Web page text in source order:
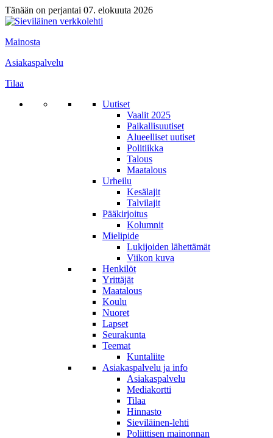
Tänään on perjantai 07. elokuuta 2026
Mainosta
Asiakaspalvelu
Tilaa
Uutiset
Vaalit 2025
Paikallisuutiset
Alueelliset uutiset
Politiikka
Talous
Maatalous
Urheilu
Kesälajit
Talvilajit
Pääkirjoitus
Kolumnit
Mielipide
Lukijoiden lähettämät
Viikon kuva
Henkilöt
Yrittäjät
Maatalous
Koulu
Nuoret
Lapset
Seurakunta
Teemat
Kuntaliite
Asiakaspalvelu ja info
Asiakaspalvelu
Mediakortti
Tilaa
Hinnasto
Sieviläinen-lehti
Poliittisen mainonnan